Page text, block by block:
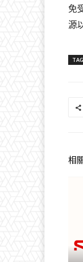
免
源
相